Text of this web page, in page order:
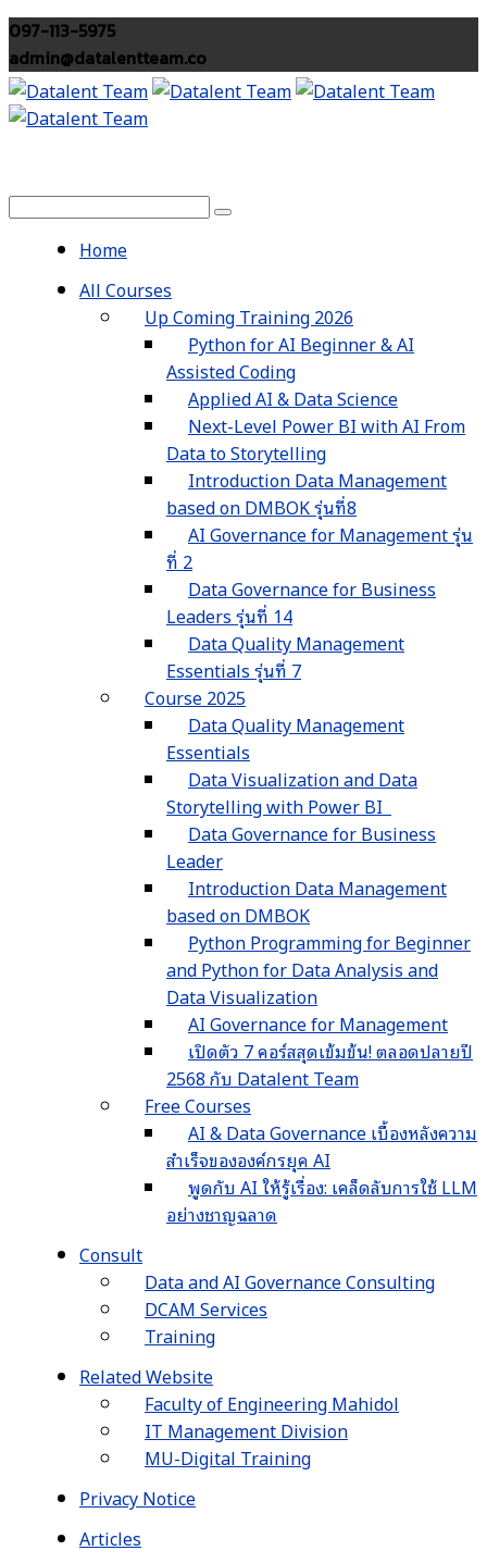
097-113-5975
admin@datalentteam.co
Home
All Courses
Up Coming Training 2026
Python for AI Beginner & AI
Assisted Coding
Applied AI & Data Science
Next-Level Power BI with AI From
Data to Storytelling
Introduction Data Management
based on DMBOK รุ่นที่8
AI Governance for Management รุ่น
ที่ 2
Data Governance for Business
Leaders รุ่นที่ 14
Data Quality Management
Essentials รุ่นที่ 7
Course 2025
Data Quality Management
Essentials
Data Visualization and Data
Storytelling with Power BI
Data Governance for Business
Leader
Introduction Data Management
based on DMBOK
Python Programming for Beginner
and Python for Data Analysis and
Data Visualization
AI Governance for Management
เปิดตัว 7 คอร์สสุดเข้มข้น! ตลอดปลายปี
2568 กับ Datalent Team
Free Courses
AI & Data Governance เบื้องหลังความ
สำเร็จขององค์กรยุค AI
พูดกับ AI ให้รู้เรื่อง: เคล็ดลับการใช้ LLM
อย่างชาญฉลาด
Consult
Data and AI Governance Consulting
DCAM Services
Training
Related Website
Faculty of Engineering Mahidol
IT Management Division
MU-Digital Training
Privacy Notice
Articles